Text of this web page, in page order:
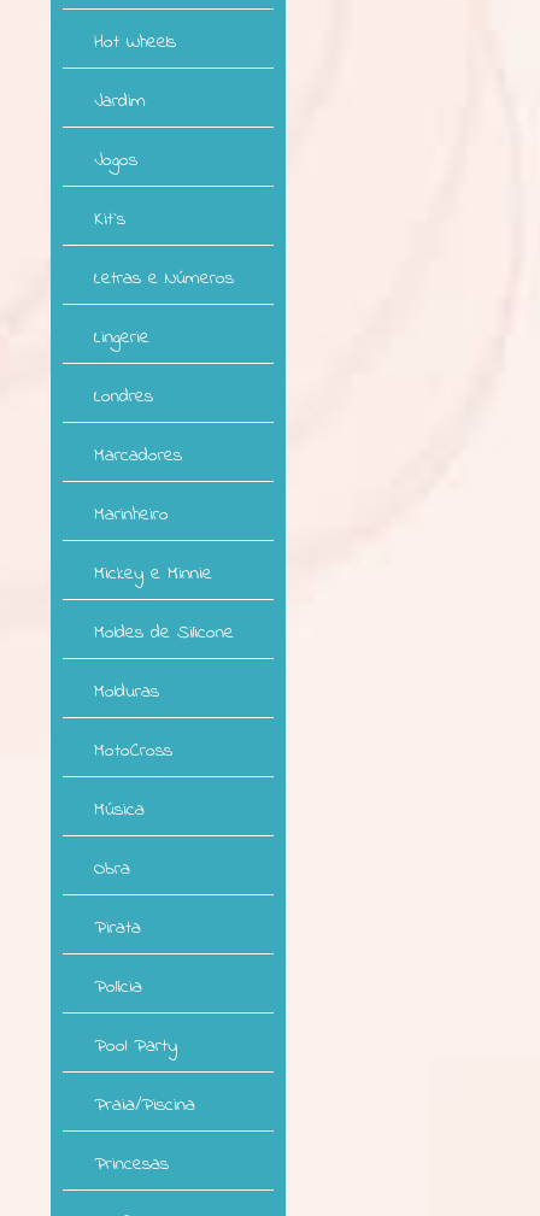
Hot Wheels
Jardim
Jogos
Kit`s
Letras e Números
Lingerie
Londres
Marcadores
Marinheiro
Mickey e Minnie
Moldes de Silicone
Molduras
MotoCross
Música
Obra
Pirata
Polícia
Pool Party
Praia/Piscina
Princesas